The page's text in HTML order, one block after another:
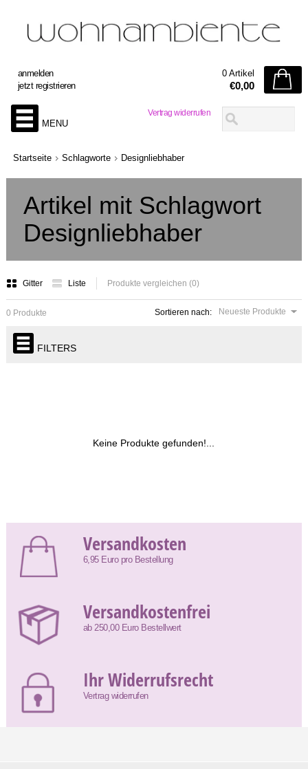
Vertrag widerrufen
anmelden
jetzt registrieren
0 Artikel
€0,00
MENU
Startseite Schlagworte Designliebhaber
Artikel mit Schlagwort
Designliebhaber
Gitter Liste Produkte vergleichen (0)
Sortieren nach: Neueste Produkte
0 Produkte
FILTERS
Keine Produkte gefunden!...
Versandkosten
6,95 Euro pro Bestellung
Versandkostenfrei
ab 250,00 Euro Bestellwert
Ihr Widerrufsrecht
Vertrag widerrufen